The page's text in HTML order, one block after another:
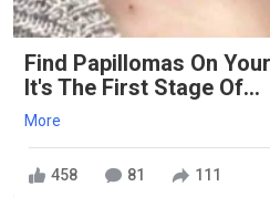
Find Papillomas On
It's The First Stage Of...
More
458 81 111